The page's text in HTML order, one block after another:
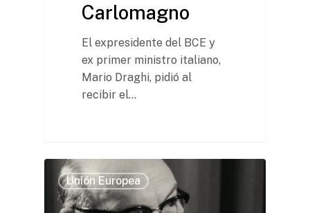
Carlomagno
El expresidente del BCE y
ex primer ministro italiano,
Mario Draghi, pidió al
recibir el…
Unión Europea